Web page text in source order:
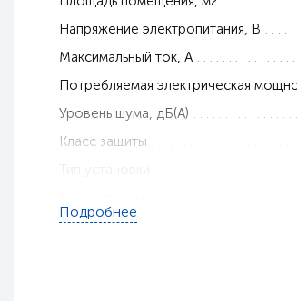
Напряжение электропитания, В
Максимальный ток, A
Потребляемая электрическая
Уровень шума, дБ(А)
Класс защиты
Вес, кг
Подробнее